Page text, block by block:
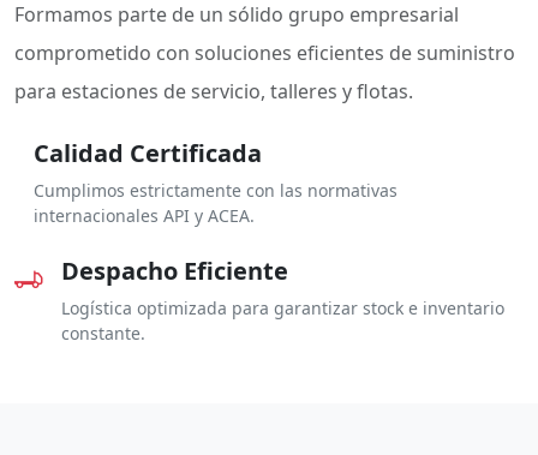
Formamos parte de un sólido grupo empresarial
comprometido con soluciones eficientes de suministro
para estaciones de servicio, talleres y flotas.
Calidad Certificada
Cumplimos estrictamente con las normativas
internacionales API y ACEA.
Despacho Eficiente
Logística optimizada para garantizar stock e inventario
constante.